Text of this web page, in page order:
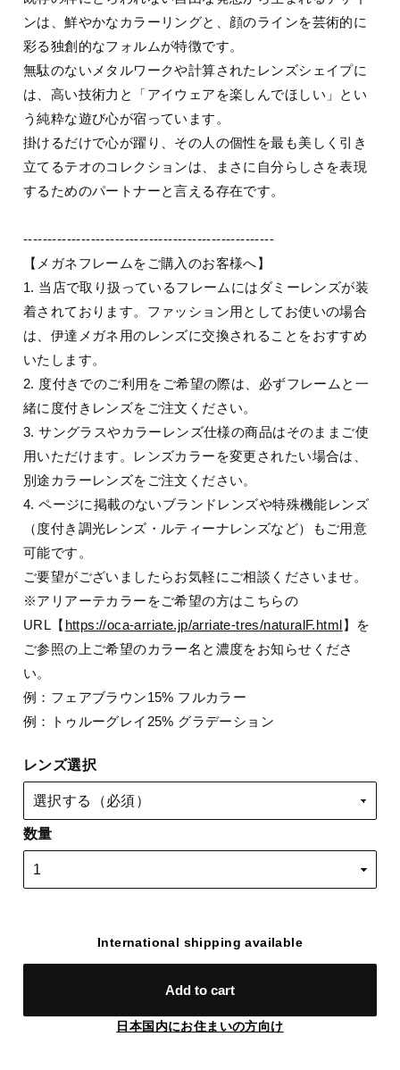
ンは、鮮やかなカラーリングと、顔のラインを芸術的に
彩る独創的なフォルムが特徴です。
無駄のないメタルワークや計算されたレンズシェイプに
は、高い技術力と「アイウェアを楽しんでほしい」とい
う純粋な遊び心が宿っています。
掛けるだけで心が躍り、その人の個性を最も美しく引き
立てるテオのコレクションは、まさに自分らしさを表現
するためのパートナーと言える存在です。
----------------------------------------------------
【メガネフレームをご購入のお客様へ】
1. 当店で取り扱っているフレームにはダミーレンズが装
着されております。ファッション用としてお使いの場合
は、伊達メガネ用のレンズに交換されることをおすすめ
いたします。
2. 度付きでのご利用をご希望の際は、必ずフレームと一
緒に度付きレンズをご注文ください。
3. サングラスやカラーレンズ仕様の商品はそのままご使
用いただけます。レンズカラーを変更されたい場合は、
別途カラーレンズをご注文ください。
4. ページに掲載のないブランドレンズや特殊機能レンズ
（度付き調光レンズ・ルティーナレンズなど）もご用意
可能です。
ご要望がございましたらお気軽にご相談くださいませ。
※アリアーテカラーをご希望の方はこちらの
URL【 https://oca-arriate.jp/arriate-tres/naturalF.html】を
ご参照の上ご希望のカラー名と濃度をお知らせくださ
い。
例：フェアブラウン15% フルカラー
例：トゥルーグレイ25% グラデーション
レンズ選択
数量
International shipping available
Add to cart
日本国内にお住まいの方向け